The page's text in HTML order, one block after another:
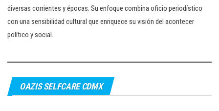
diversas corrientes y épocas. Su enfoque combina oficio periodístico
con una sensibilidad cultural que enriquece su visión del acontecer
político y social.
OAZIS SELFCARE CDMX